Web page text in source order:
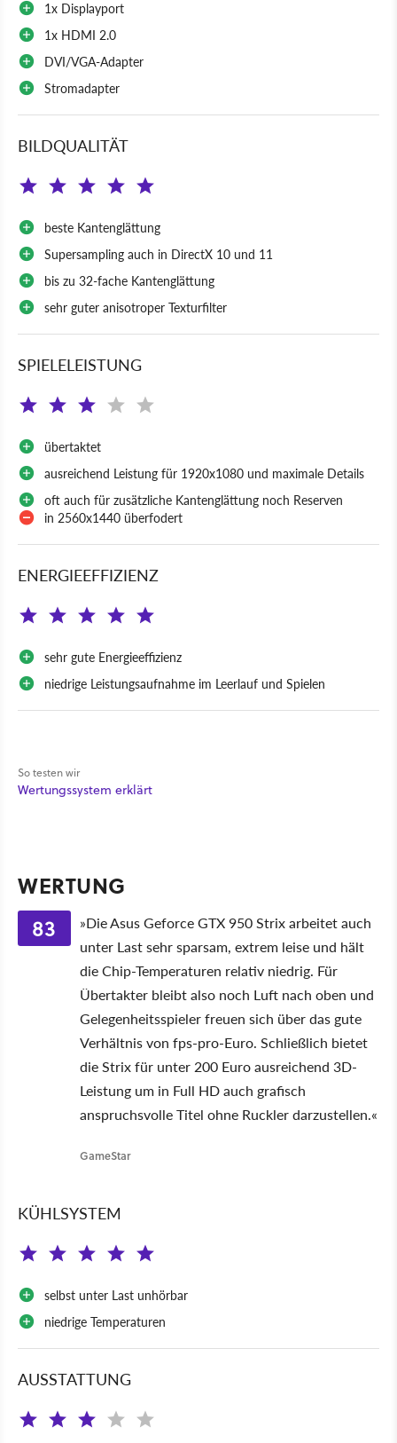
1x Displayport
1x HDMI 2.0
DVI/VGA-Adapter
Stromadapter
BILDQUALITÄT
beste Kantenglättung
Supersampling auch in DirectX 10 und 11
bis zu 32-fache Kantenglättung
sehr guter anisotroper Texturfilter
SPIELELEISTUNG
übertaktet
ausreichend Leistung für 1920x1080 und maximale Details
oft auch für zusätzliche Kantenglättung noch Reserven
in 2560x1440 überfodert
ENERGIEEFFIZIENZ
sehr gute Energieeffizienz
niedrige Leistungsaufnahme im Leerlauf und Spielen
So testen wir
Wertungssystem erklärt
WERTUNG
83
»Die Asus Geforce GTX 950 Strix arbeitet auch
unter Last sehr sparsam, extrem leise und hält
die Chip-Temperaturen relativ niedrig. Für
Übertakter bleibt also noch Luft nach oben und
Gelegenheitsspieler freuen sich über das gute
Verhältnis von fps-pro-Euro. Schließlich bietet
die Strix für unter 200 Euro ausreichend 3D-
Leistung um in Full HD auch grafisch
anspruchsvolle Titel ohne Ruckler darzustellen.«
GameStar
KÜHLSYSTEM
selbst unter Last unhörbar
niedrige Temperaturen
AUSSTATTUNG